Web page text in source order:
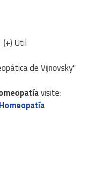
Util
de Vijnovsky"
visite: